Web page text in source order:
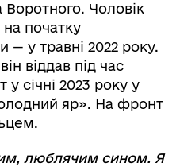
Воротного. Чоловік
на початку
— у травні 2022 року.
віддав під час
у січні 2023 року у
яр». На фронт
люблячим сином. Я